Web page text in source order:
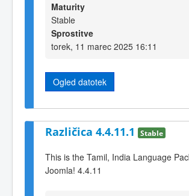
Maturity
Stable
Sprostitve
torek, 11 marec 2025 16:11
Ogled datotek
Različica 4.4.11.1 Stable
This is the Tamil, India Language
Joomla! 4.4.11